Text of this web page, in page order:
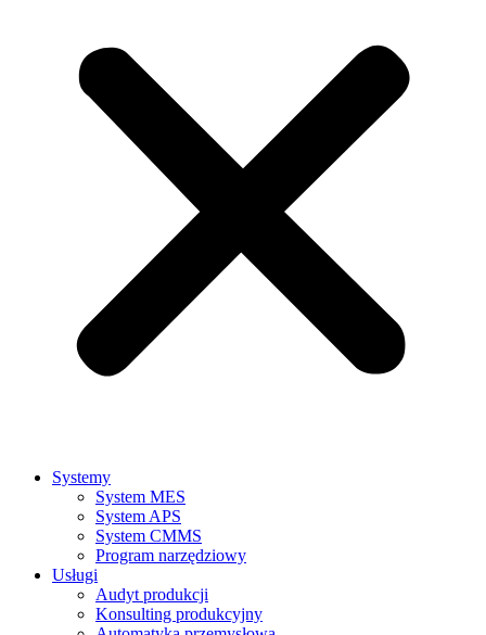
Systemy
System MES
System APS
System CMMS
Program narzędziowy
Usługi
Audyt produkcji
Konsulting produkcyjny